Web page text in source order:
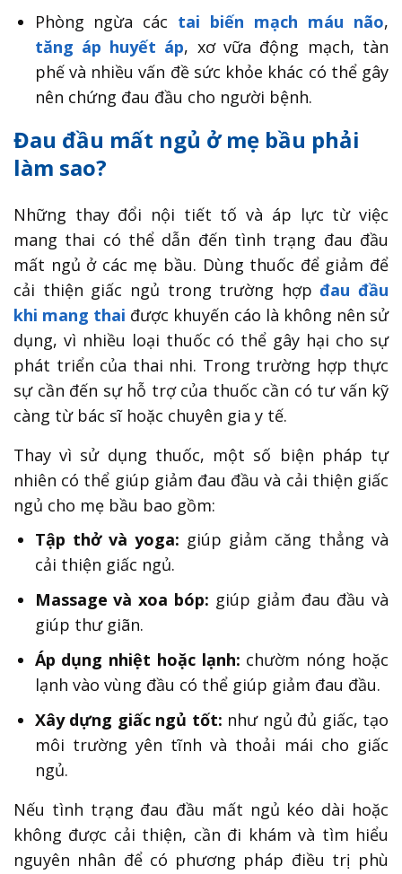
Phòng ngừa các tai biến mạch máu não,
tăng áp huyết áp, xơ vữa động mạch, tàn
phế và nhiều vấn đề sức khỏe khác có thể gây
nên chứng đau đầu cho người bệnh.
Đau đầu mất ngủ ở mẹ bầu phải
làm sao?
Những thay đổi nội tiết tố và áp lực từ việc
mang thai có thể dẫn đến tình trạng đau đầu
mất ngủ ở các mẹ bầu. Dùng thuốc để giảm để
cải thiện giấc ngủ trong trường hợpđau đầu
khi mang thai được khuyến cáo là không nên sử
dụng, vì nhiều loại thuốc có thể gây hại cho sự
phát triển của thai nhi. Trong trường hợp thực
sự cần đến sự hỗ trợ của thuốc cần có tư vấn kỹ
càng từ bác sĩ hoặc chuyên gia y tế.
Thay vì sử dụng thuốc, một số biện pháp tự
nhiên có thể giúp giảm đau đầu và cải thiện giấc
ngủ cho mẹ bầu bao gồm:
Tập thở và yoga: giúp giảm căng thẳng và
cải thiện giấc ngủ.
Massage và xoa bóp: giúp giảm đau đầu và
giúp thư giãn.
Áp dụng nhiệt hoặc lạnh: chườm nóng hoặc
lạnh vào vùng đầu có thể giúp giảm đau đầu.
Xây dựng giấc ngủ tốt: như ngủ đủ giấc, tạo
môi trường yên tĩnh và thoải mái cho giấc
ngủ.
Nếu tình trạng đau đầu mất ngủ kéo dài hoặc
không được cải thiện, cần đi khám và tìm hiểu
nguyên nhân để có phương pháp điều trị phù